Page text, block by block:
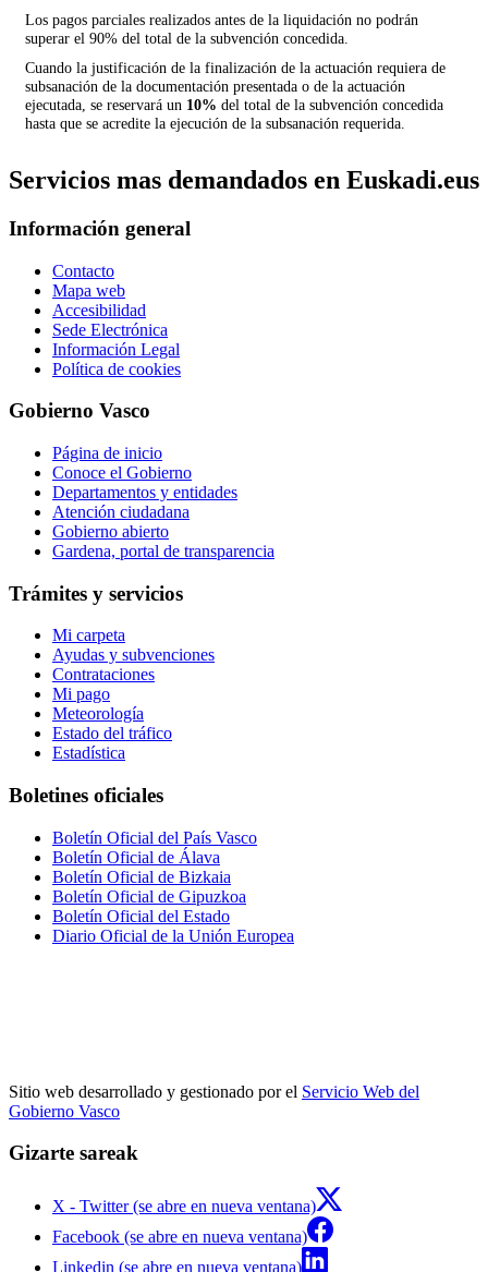
Los pagos parciales realizados antes de la liquidación no podrán
superar el 90% del total de la subvención concedida.
Cuando la justificación de la finalización de la actuación requiera de
subsanación de la documentación presentada o de la actuación
ejecutada, se reservará un 10% del total de la subvención concedida
hasta que se acredite la ejecución de la subsanación requerida.
Servicios mas demandados en Euskadi.eus
Información general
Contacto
Mapa web
Accesibilidad
Sede Electrónica
Información Legal
Política de cookies
Gobierno Vasco
Página de inicio
Conoce el Gobierno
Departamentos y entidades
Atención ciudadana
Gobierno abierto
Gardena, portal de transparencia
Trámites y servicios
Mi carpeta
Ayudas y subvenciones
Contrataciones
Mi pago
Meteorología
Estado del tráfico
Estadística
Boletines oficiales
Boletín Oficial del País Vasco
Boletín Oficial de Álava
Boletín Oficial de Bizkaia
Boletín Oficial de Gipuzkoa
Boletín Oficial del Estado
Diario Oficial de la Unión Europea
Sitio web desarrollado y gestionado por el Servicio Web del
Gobierno Vasco
Gizarte sareak
X - Twitter (se abre en nueva ventana)
Facebook (se abre en nueva ventana)
Linkedin (se abre en nueva ventana)